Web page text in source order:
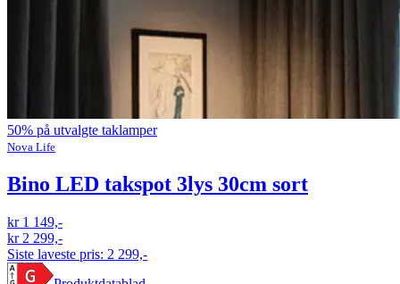
50% på utvalgte taklamper
Nova Life
Bino LED takspot 3lys 30cm sort
kr 1 149,-
kr 2 299,-
Siste laveste pris: 2 299,-